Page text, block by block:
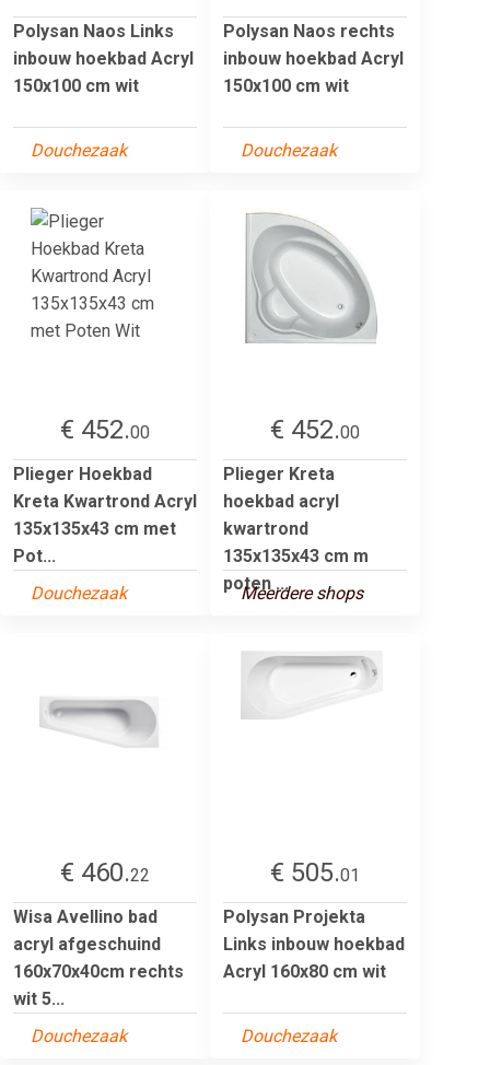
Polysan Naos Links
inbouw hoekbad Acryl
150x100 cm wit
Douchezaak
Polysan Naos rechts
inbouw hoekbad Acryl
150x100 cm wit
Douchezaak
€ 452.00
Plieger Hoekbad
Kreta Kwartrond Acryl
135x135x43 cm met
Pot...
Douchezaak
€ 452.00
Plieger Kreta
hoekbad acryl
kwartrond
135x135x43 cm m
poten ...
Meerdere shops
€ 460.22
Wisa Avellino bad
acryl afgeschuind
160x70x40cm rechts
wit 5...
Douchezaak
€ 505.01
Polysan Projekta
Links inbouw hoekbad
Acryl 160x80 cm wit
Douchezaak